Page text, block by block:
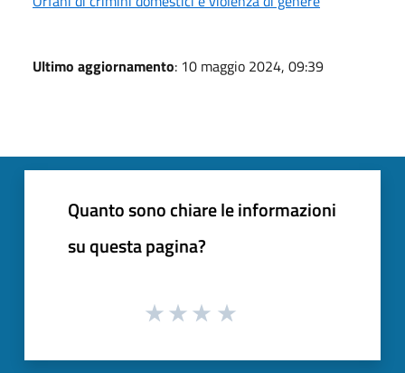
Ultimo aggiornamento: 10 maggio 2024, 09:39
Quanto sono chiare le informazioni
su questa pagina?